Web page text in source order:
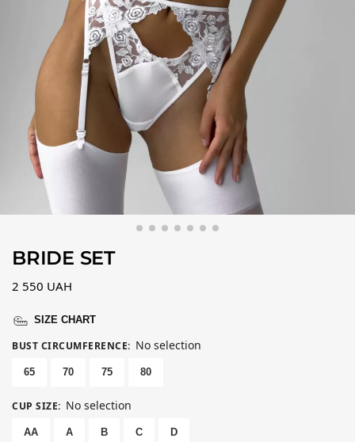
BRIDE SET
2 550 UAH
SIZE CHART
BUST CIRCUMFERENCE: No selection
65 70 75 80
CUP SIZE: No selection
AA A B C D